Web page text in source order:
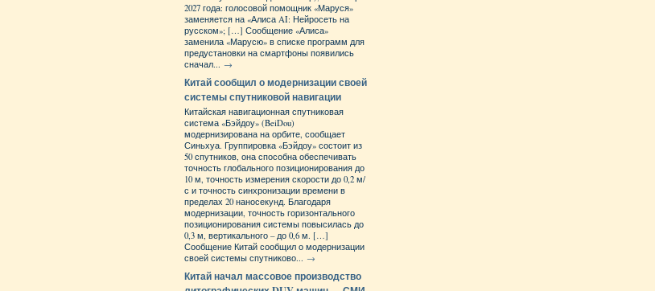
2027 года: голосовой помощник «Маруся»
заменяется на «Алиса AI: Нейросеть на
русском»; […] Сообщение «Алиса»
заменила «Марусю» в списке программ для
предустановки на смартфоны появились
сначал... →
Китай сообщил о модернизации своей
системы спутниковой навигации
Китайская навигационная спутниковая
система «Бэйдоу» (BeiDou)
модернизирована на орбите, сообщает
Синьхуа. Группировка «Бэйдоу» состоит из
50 спутников, она способна обеспечивать
точность глобального позиционирования до
10 м, точность измерения скорости до 0,2 м/
с и точность синхронизации времени в
пределах 20 наносекунд. Благодаря
модернизации, точность горизонтального
позиционирования системы повысилась до
0,3 м, вертикального – до 0,6 м. […]
Сообщение Китай сообщил о модернизации
своей системы спутниково... →
Китай начал массовое производство